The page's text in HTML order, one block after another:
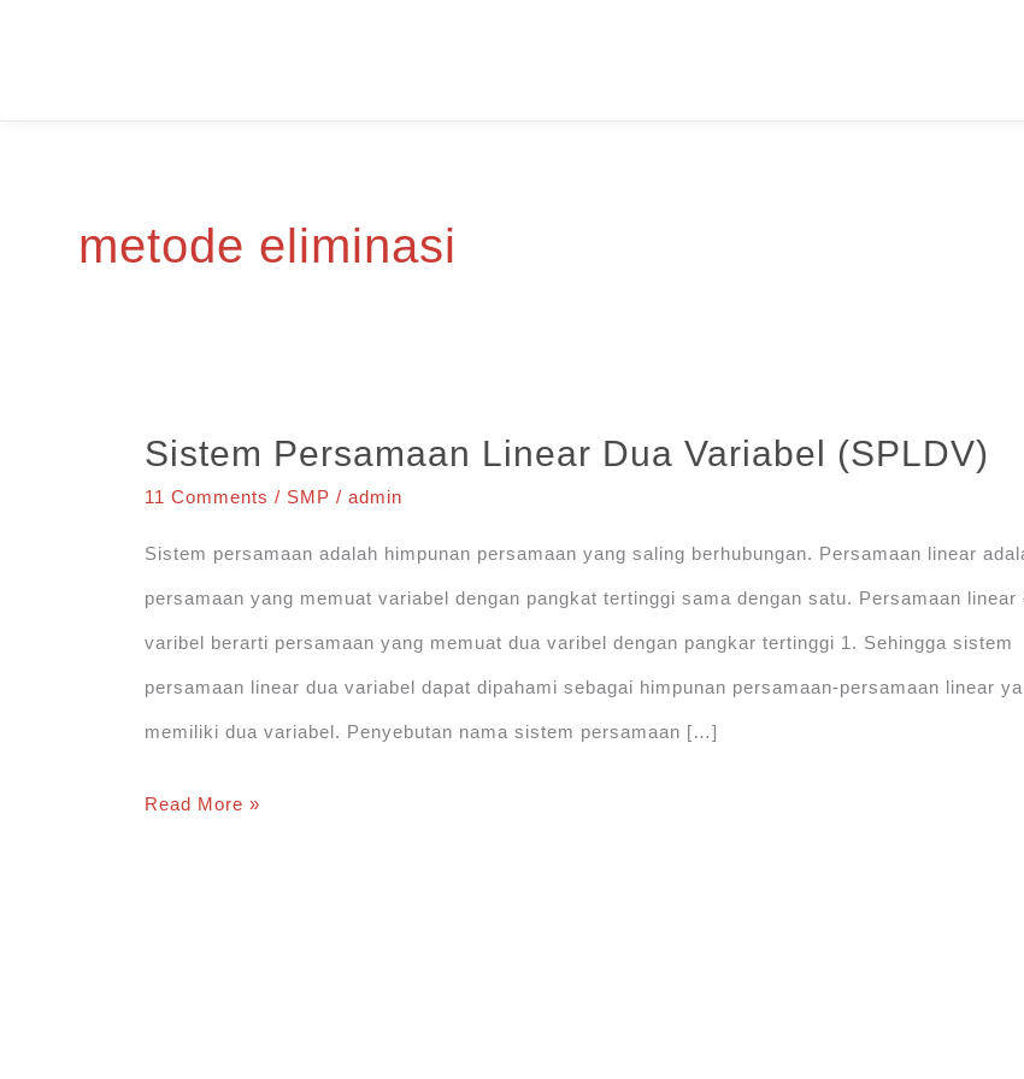
metode eliminasi
Sistem Persamaan Linear Dua Variabel (SPLDV)
11 Comments / SMP /admin
Sistem persamaan adalah himpunan persamaan yang saling berhubungan. Persamaan linear
persamaan yang memuat variabel dengan pangkat tertinggi sama dengan satu. Persamaan linear
varibel berarti persamaan yang memuat dua varibel dengan pangkar tertinggi 1. Sehingga sistem
persamaan linear dua variabel dapat dipahami sebagai himpunan persamaan-persamaan linear
memiliki dua variabel. Penyebutan nama sistem persamaan […]
Sistem
Read More »